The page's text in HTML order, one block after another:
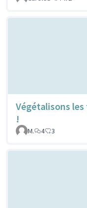
Végétalisons
!
M.
4 3